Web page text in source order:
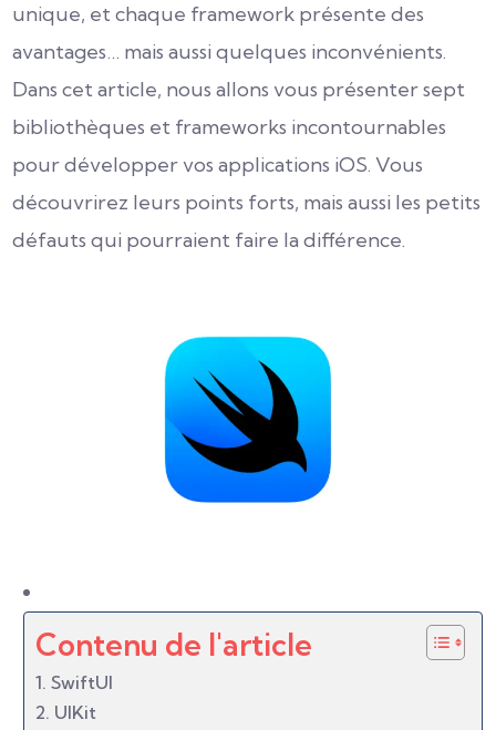
unique, et chaque framework présente des
avantages… mais aussi quelques inconvénients.
Dans cet article, nous allons vous présenter sept
bibliothèques et frameworks incontournables
pour développer vos applications iOS. Vous
découvrirez leurs points forts, mais aussi les petits
défauts qui pourraient faire la différence.
Contenu de l'article
SwiftUI
UIKit